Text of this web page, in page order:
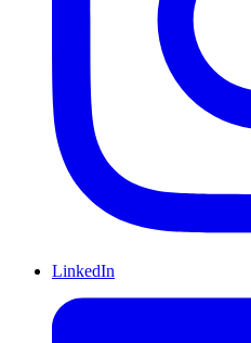
LinkedIn